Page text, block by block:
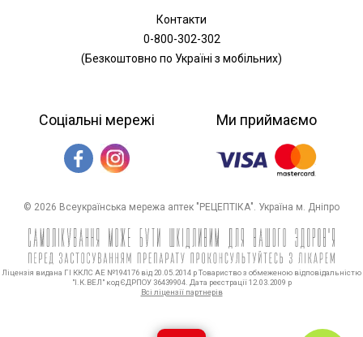
Контакти
0-800-302-302
(Безкоштовно по Україні з мобільних)
Соціальні мережі Ми приймаємо
© 2026 Всеукраїнська мережа аптек "РЕЦЕПТІКА". Україна м. Дніпро
Ліцензія видана ГІ ККЛС АЕ №194176 від 20.05.2014 р Товариство з обмеженою відповідальністю
"І.К.ВЕЛ" код ЄДРПОУ 36439904. Дата реєстрації 12.03.2009 р
Всі ліцензії партнерів